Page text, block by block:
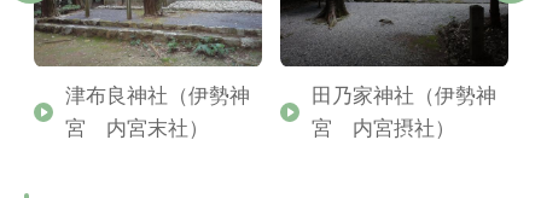
津布良神社（伊勢神
宮 内宮末社）
田乃家神社（伊勢神
宮 内宮摂社）